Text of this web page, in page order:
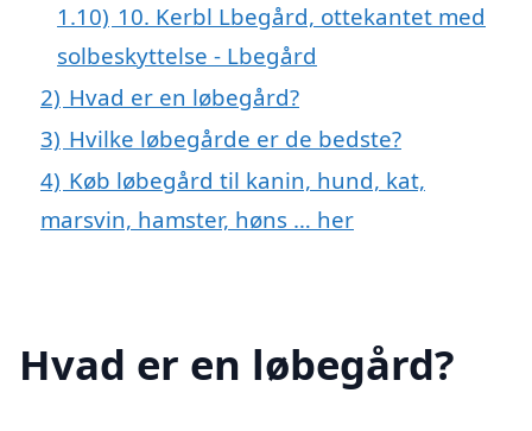
1.10) 10. Kerbl Lbegård, ottekantet med
solbeskyttelse - Lbegård
2) Hvad er en løbegård?
3) Hvilke løbegårde er de bedste?
4) Køb løbegård til kanin, hund, kat,
marsvin, hamster, høns … her
Hvad er en løbegård?